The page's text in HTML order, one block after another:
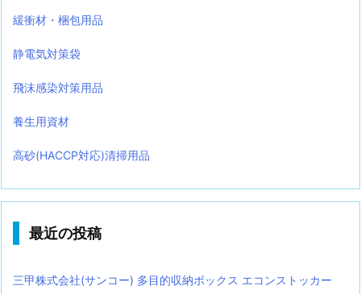
緩衝材・梱包用品
静電気対策袋
飛沫感染対策用品
養生用資材
高砂(HACCP対応)清掃用品
最近の投稿
三甲株式会社(サンコー) 多目的収納ボックス エコンストッカー